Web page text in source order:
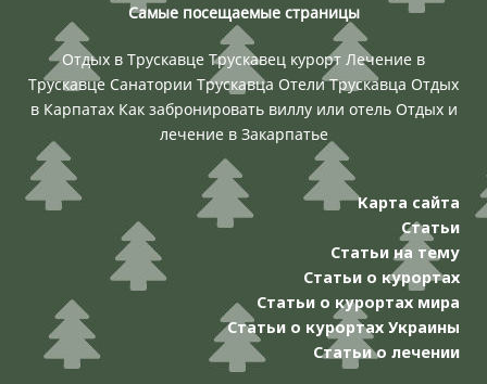
Самые посещаемые страницы
Отдых в Трускавце Трускавец курорт Лечение в
Трускавце Санатории Трускавца Отели Трускавца Отдых
в Карпатах Как забронировать виллу или отель Отдых и
лечение в Закарпатье
Карта сайта
Статьи
Статьи на тему
Статьи о курортах
Статьи о курортах мира
Статьи о курортах Украины
Статьи о лечении